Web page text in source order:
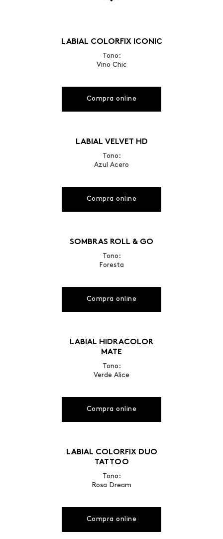
LABIAL COLORFIX ICONIC
Tono:
Vino Chic
Compra online
LABIAL VELVET HD
Tono:
Azul Acero
Compra online
SOMBRAS ROLL & GO
Tono:
Foresta
Compra online
LABIAL HIDRACOLOR
MATE
Tono:
Verde Alice
Compra online
LABIAL COLORFIX DUO
TATTOO
Tono:
Rosa Dream
Compra online